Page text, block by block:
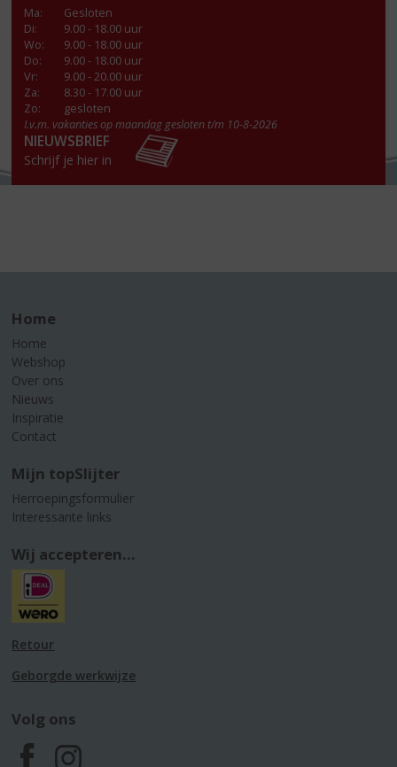
Ma:
Gesloten
Di:
9.00 - 18.00 uur
Wo:
9.00 - 18.00 uur
Do:
9.00 - 18.00 uur
Vr:
9.00 - 20.00 uur
Za:
8.30 - 17.00 uur
Zo:
gesloten
I.v.m. vakanties op maandag gesloten t/m 10-8-2026
NIEUWSBRIEF
Schrijf je hier in
Home
Home
Webshop
Over ons
Nieuws
Inspiratie
Contact
Mijn topSlijter
Herroepingsformulier
Interessante links
Wij accepteren...
Retour
Geborgde werkwijze
Volg ons
F I